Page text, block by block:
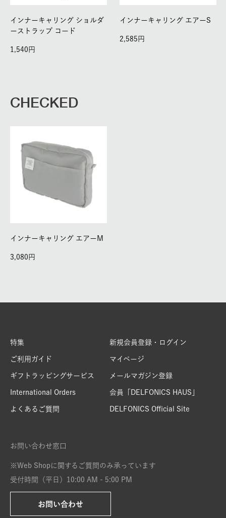
インナーキャリング ショルダ
ーストラップ コード
1,540
インナーキャリング エアーS
2,585
CHECKED
インナーキャリング エアーM
3,080
特集
ご利用ガイド
ギフトラッピングサービス
International Orders
よくあるご質問
新規会員登録・ログイン
マイページ
メールマガジン登録
会員「DELFONICS HAUS」
DELFONICS Official Site
お問い合わせ窓口
※Web Shopに関するご質問のみ承っています
受付時間（平日）10:00 AM - 5:00 PM
お問い合わせ